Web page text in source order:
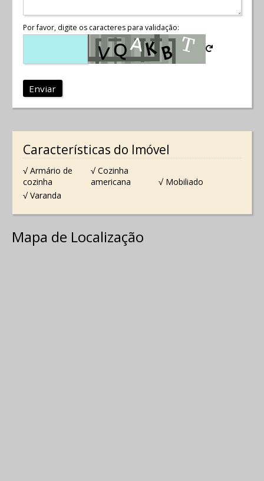
Por favor, digite os caracteres para validação:
Enviar
Características do Imóvel
√ Armário de
cozinha
√ Cozinha
americana
√ Mobiliado
√ Varanda
Mapa de Localização